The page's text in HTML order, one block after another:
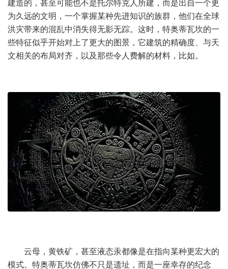
建造的，甚至可能也不是托尔特克人所建，而是出自一个更
为久远的文明，一个掌握某种先进知识的族群，他们在全球
洪灾带来的混乱中消失得无影无踪。这时，特奥蒂瓦坎的一
些特征似乎开始对上了更大的图景，它建筑的精确度、与天
文相关的布局对齐，以及那些令人费解的材料，比如。
云母，黄铁矿，甚至液态汞都像是在指向某种更宏大的
模式。特奥蒂瓦坎仿佛不只是遗址，而是一座幸存的纪念